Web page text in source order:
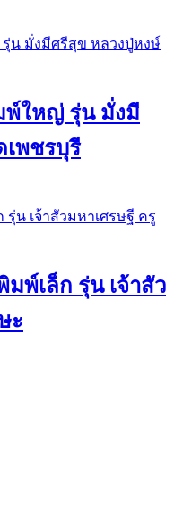
พ์ใหญ่ รุ่น มั่งมี
พชรบุรี
พ์เล็ก รุ่น เจ้าสัว
ะ